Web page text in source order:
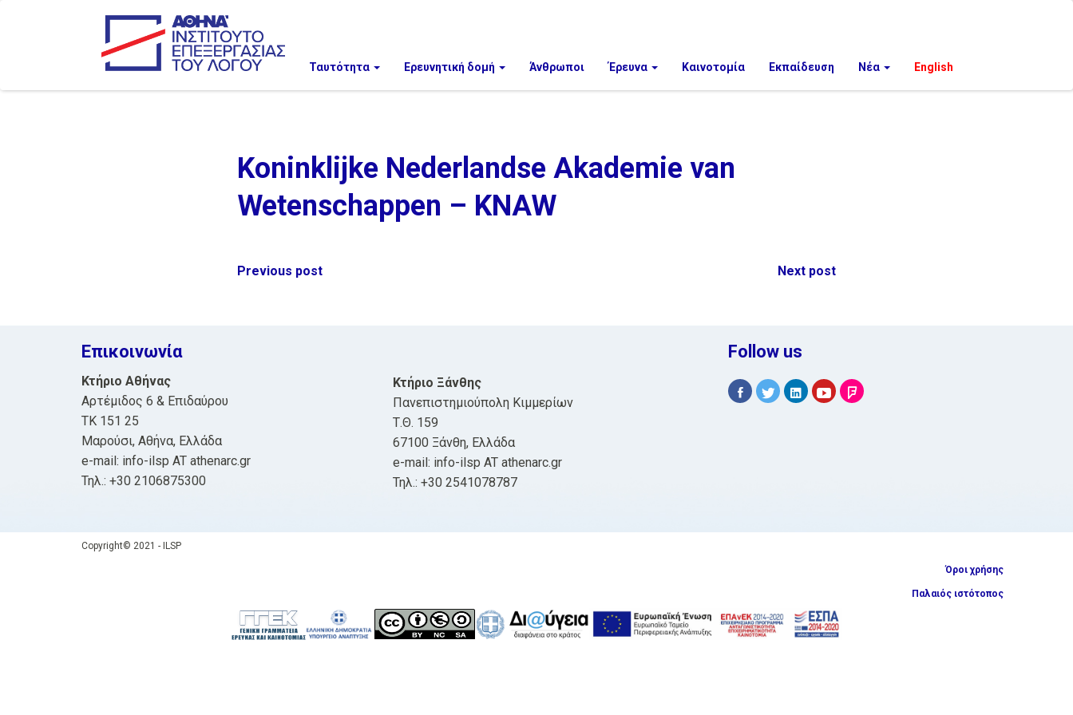
Ταυτότητα Ερευνητική δομή Άνθρωποι Έρευνα Καινοτομία Εκπαίδευση Νέα English
Koninklijke Nederlandse Akademie van
Wetenschappen – KNAW
Post
Previous post Next post
Επικοινωνία
Κτήριο Αθήνας
Αρτέμιδος 6 & Επιδαύρου
ΤΚ 151 25
Μαρούσι, Αθήνα, Ελλάδα
e-mail: info-ilsp AT athenarc.gr
Τηλ.: +30 2106875300
Κτήριο Ξάνθης
Πανεπιστημιούπολη Κιμμερίων
Τ.Θ. 159
67100 Ξάνθη, Ελλάδα
e-mail: info-ilsp AT athenarc.gr
Τηλ.: +30 2541078787
Follow us
Copyright© 2021 - ILSP
Όροι χρήσης
Παλαιός ιστότοπος